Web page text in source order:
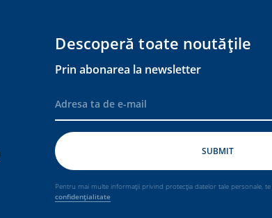
Descoperă toate noutățile
Prin abonarea la newsletter
Pentru mai multe informații privind protecția datelor tale personale,
confidențialitate